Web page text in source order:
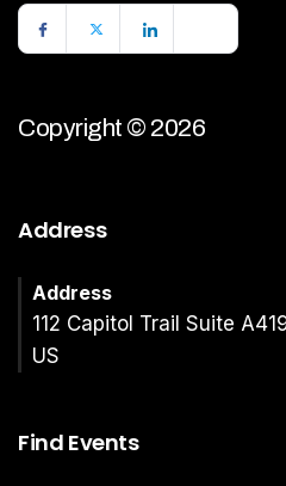
Copyright © 2026
Address
Address
112 Capitol Trail Suite
US
Find Events